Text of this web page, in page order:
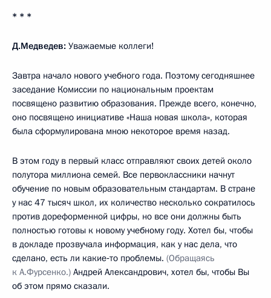
* * *
Д.Медведев: Уважаемые коллеги!
Завтра начало нового учебного года. Поэтому сегодняшнее
заседание Комиссии по национальным проектам
посвящено развитию образования. Прежде всего, конечно,
оно посвящено инициативе «Наша новая школа», которая
была сформулирована мною некоторое время назад.
В этом году в первый класс отправляют своих детей около
полутора миллиона семей. Все первоклассники начнут
обучение по новым образовательным стандартам. В стране
у нас 47 тысяч школ, их количество несколько сократилось
против дореформенной цифры, но все они должны быть
полностью готовы к новому учебному году. Хотел бы, чтобы
в докладе прозвучала информация, как у нас дела, что
сделано, есть ли какие‑то проблемы. (Обращаясь
к А.Фурсенко.) Андрей Александрович, хотел бы, чтобы Вы
об этом прямо сказали.